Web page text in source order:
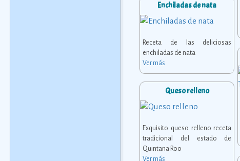
Enchiladas de nata
Receta de las deliciosas
enchiladas de nata
Ver más
Queso relleno
Exquisito queso relleno receta
tradicional del estado de
Quintana Roo
Ver más